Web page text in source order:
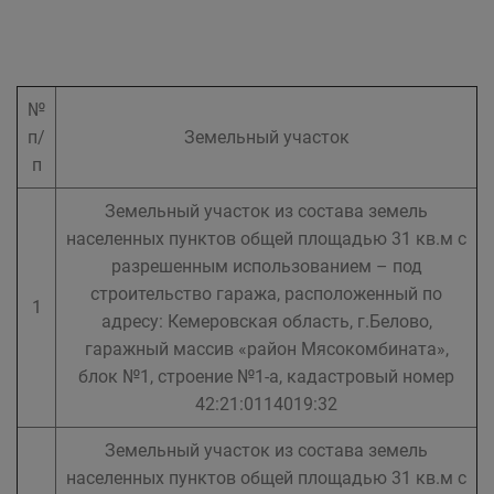
Беловского городского округа
№
п/
п
Земельный участок
1
Земельный участок из состава земель
населенных пунктов общей площадью 31 кв.м с
разрешенным использованием – под
строительство гаража, расположенный по
адресу: Кемеровская область, г.Белово,
гаражный массив «район Мясокомбината»,
блок №1, строение №1-а, кадастровый номер
42:21:0114019:32
Земельный участок из состава земель
населенных пунктов общей площадью 31 кв.м с